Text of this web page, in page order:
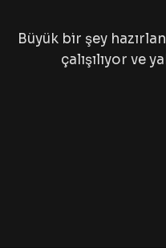
Büyük bir şey
çalışılıyor ve